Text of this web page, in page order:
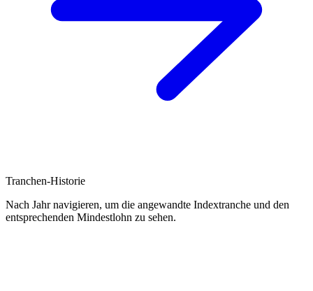
Tranchen-Historie
Nach Jahr navigieren, um die angewandte Indextranche und den
entsprechenden Mindestlohn zu sehen.